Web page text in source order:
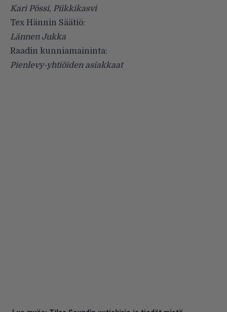
Kari Pössi, Piikkikasvi
Tex Hännin Säätiö:
Lännen Jukka
Raadin kunniamaininta:
Pienlevy-yhtiöiden asiakkaat